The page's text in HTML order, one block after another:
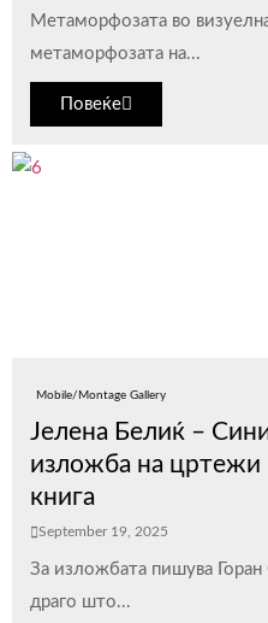
Метаморфозата во
метаморфозата на...
Повеќе
Mobile/Montage Gallery
Јелена Белиќ –
изложба на цртежи
книга
September 19, 2025
За изложбата пишува
драго што...